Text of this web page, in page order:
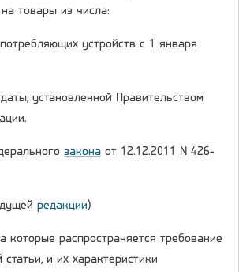
товары из числа:
устройств с 1 января
установленной Правительством
закона от 12.12.2011 N 426-
редакции)
которые распространяется требование
статьи, и их характеристики